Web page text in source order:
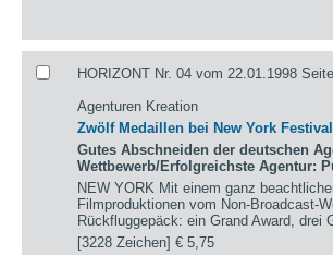
HORIZONT Nr. 04 vom 22.01.1998
Agenturen Kreation
Zwölf Medaillen bei New York
Gutes Abschneiden der deutschen
Wettbewerb/Erfolgreichste Agentur:
NEW YORK Mit einem ganz
Filmproduktionen vom Non-Broadcast-
Rückfluggepäck: ein Grand Award, drei
[3228 Zeichen]€ 5,75